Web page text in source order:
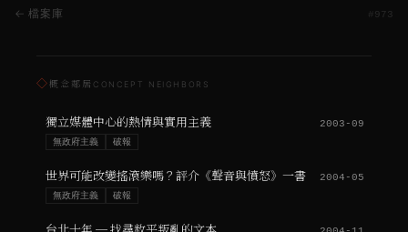
← 檔案庫 973
◇概念鄰居 CONCEPT NEIGHBORS
獨立媒體中心的熱情與實用主義 2003-09
無政府主義 破報
世界可能改變搖滾樂嗎？評介《聲音與憤怒》一書 2004-05
無政府主義 破報